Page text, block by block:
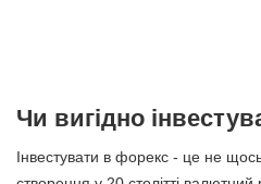
Чи вигідно
Інвестувати в форекс - це не